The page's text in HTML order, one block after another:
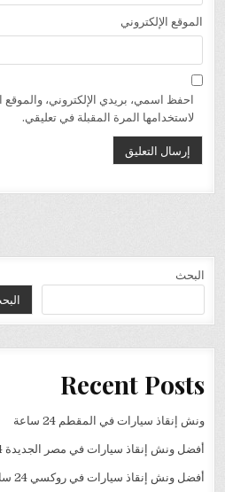
الموقع الإلكتروني
احفظ اسمي، بريدي الإلكتروني، والموقع
لاستخدامها المرة المقبلة في تعليقي.
البحث
Recent Posts
ونش إنقاذ سيارات في المقطم 24 ساعة
أفضل ونش إنقاذ سيارات في مصر الجديدة 24 ساعة
أفضل ونش إنقاذ سيارات في روكسي 24 ساعة | ونش الفرسان